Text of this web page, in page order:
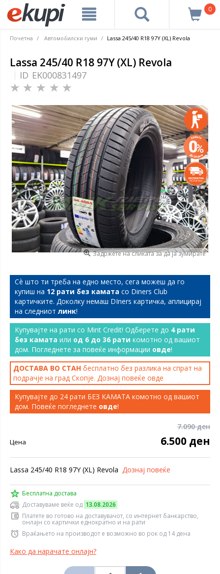
0
Почетна Автомобилски гуми Lassa 245/40 R18 97Y (XL) Revola
Lassa 245/40 R18 97Y (XL) Revola
ID EK000831497
Задржете на сликата за да ја зумирате
Сѐ што ти треба на едно место, сега можеш да го
купиш на 12 рати без камата со Diners Club
картичките. Доколку немаш DIners картичка, аплицирај
на следниот линк!
Купувајте на рати со Mint Credit! Одберете до 4 рати
без камата или од 6 до 36 рати комотно од вашиот
дом. Погледнете за повеќе информации овде!
ДОСТАВА ВО СТАН бесплатно без разлика на спрат на
подрачје на град Скопје. Дознај повеќе овде
Купувајте до 24 рати БЕЗ КАМАТА комотно од вашиот
дом. Повеќе погледнете овде!
7.090 ден
Цена 6.500 ден
Lassa 245/40 R18 97Y (XL) Revola Дознај повеќе
Бесплатна достава
Доставуваме веќе од 13.08.2026
Платете во готово на доставувачот, со интернет банкарство,
онлајн со картички еднократно и на рати
Враќањето на производот е возможно во рок од 14 дена
Како да нарачате онлајн?